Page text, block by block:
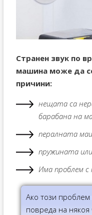
Странен звук по
машина може да
причини:
нещата са
барабана на
пералната
пружината
Има проблем
Ако този проблем
повреда на някоя